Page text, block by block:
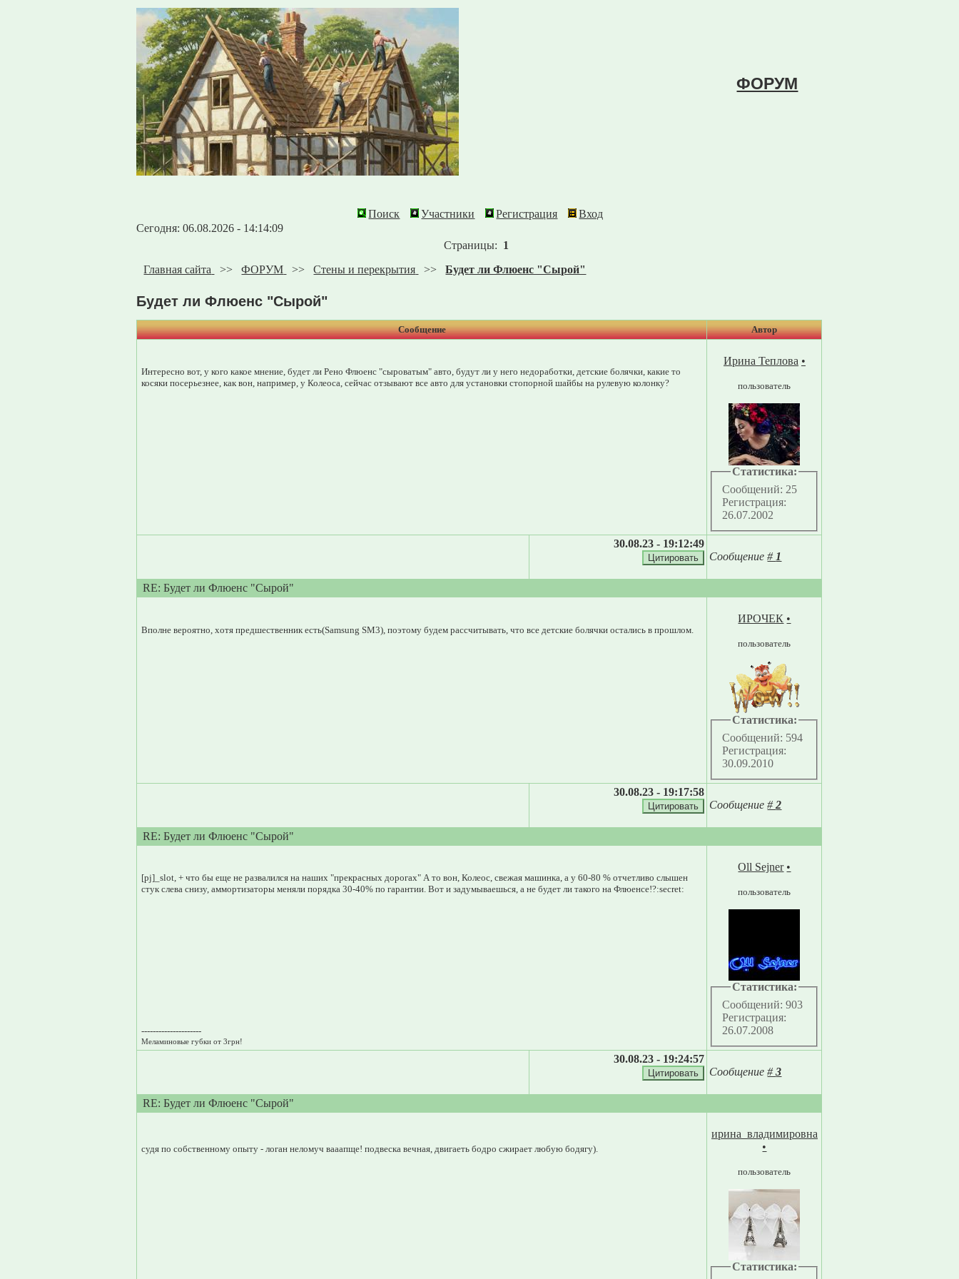
ФОРУМ
Поиск Участники Регистрация
Вход
Сегодня: 06.08.2026 - 14:14:09
Страницы: 1
Главная сайта
>>ФОРУМ >>Стены и перекрытия >>Будет ли Флюенс "Сырой"
Будет ли Флюенс "Сырой"
Сообщение Автор
Интересно вот, у кого какое мнение, будет ли Рено Флюенс "сыроватым" авто, будут ли у него недоработки, детские болячки, какие то
косяки посерьезнее, как вон, например, у Колеоса, сейчас отзывают все авто для установки стопорной шайбы на рулевую колонку?
Ирина Теплова •
пользователь
Статистика:
Сообщений: 25
Регистрация:
26.07.2002
30.08.23 - 19:12:49
Сообщение# 1
RE: Будет ли Флюенс "Сырой"
Вполне вероятно, хотя предшественник есть(Samsung SM3), поэтому будем рассчитывать, что все детские болячки остались в прошлом.
ИРОЧЕК •
пользователь
Статистика:
Сообщений: 594
Регистрация:
30.09.2010
30.08.23 - 19:17:58
Сообщение#2
RE: Будет ли Флюенс "Сырой"
[pj]_slot, + что бы еще не развалился на наших "прекрасных дорогах" А то вон, Колеос, свежая машинка, а у 60-80 % отчетливо слышен
стук слева снизу, аммортизаторы меняли порядка 30-40% по гарантии. Вот и задумываешься, а не будет ли такого на Флюенсе!?:secret:
---------------------
Меламиновые губки от 3грн!
Oll Sejner •
пользователь
Статистика:
Сообщений: 903
Регистрация:
26.07.2008
30.08.23 - 19:24:57
Сообщение#3
RE: Будет ли Флюенс "Сырой"
судя по собственному опыту - логан неломуч вааапще! подвеска вечная, двигаеть бодро сжирает любую бодягу).
ирина_владимировна
•
пользователь
Статистика: